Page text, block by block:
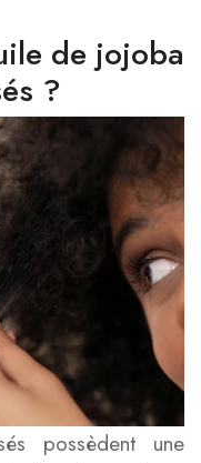
de jojoba
?
possèdent une